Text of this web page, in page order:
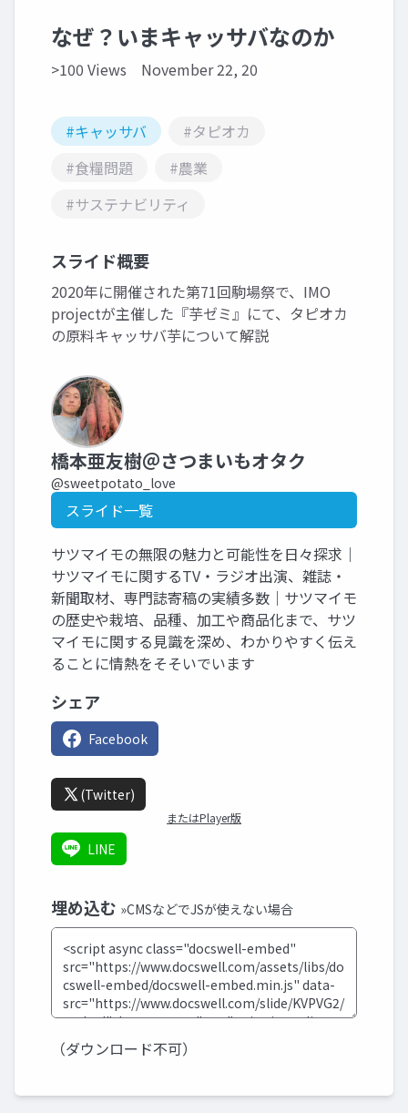
なぜ？いまキャッサバなのか
>100 Views November 22, 20
#キャッサバ
#タピオカ
#食糧問題
#農業
#サステナビリティ
スライド概要
2020年に開催された第71回駒場祭で、IMO
projectが主催した『芋ゼミ』にて、タピオカ
の原料キャッサバ芋について解説
橋本亜友樹＠さつまいもオタク
@sweetpotato_love
スライド一覧
サツマイモの無限の魅力と可能性を日々探求｜
サツマイモに関するTV・ラジオ出演、雑誌・
新聞取材、専門誌寄稿の実績多数｜サツマイモ
の歴史や栽培、品種、加工や商品化まで、サツ
マイモに関する見識を深め、わかりやすく伝え
ることに情熱をそそいでいます
シェア
Facebook
(Twitter)
またはPlayer版
LINE
埋め込む »CMSなどでJSが使えない場合
（ダウンロード不可）